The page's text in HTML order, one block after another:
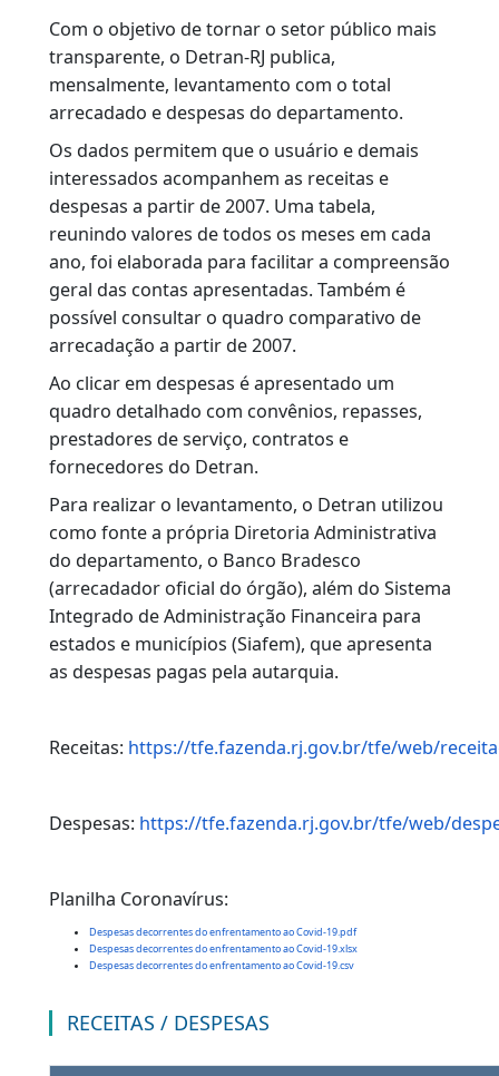
VOLTAR
Com o objetivo de tornar o setor público mais
transparente, o Detran-RJ publica,
mensalmente, levantamento com o total
arrecadado e despesas do departamento.
Os dados permitem que o usuário e demais
interessados acompanhem as receitas e
despesas a partir de 2007. Uma tabela,
reunindo valores de todos os meses em cada
ano, foi elaborada para facilitar a compreensão
geral das contas apresentadas. Também é
possível consultar o quadro comparativo de
arrecadação a partir de 2007.
Ao clicar em despesas é apresentado um
quadro detalhado com convênios, repasses,
prestadores de serviço, contratos e
fornecedores do Detran.
como fonte a própria Diretoria Administrativa
(arrecadador oficial do órgão), além do
Integrado de Administração Financeira para
as despesas pagas pela autarquia.